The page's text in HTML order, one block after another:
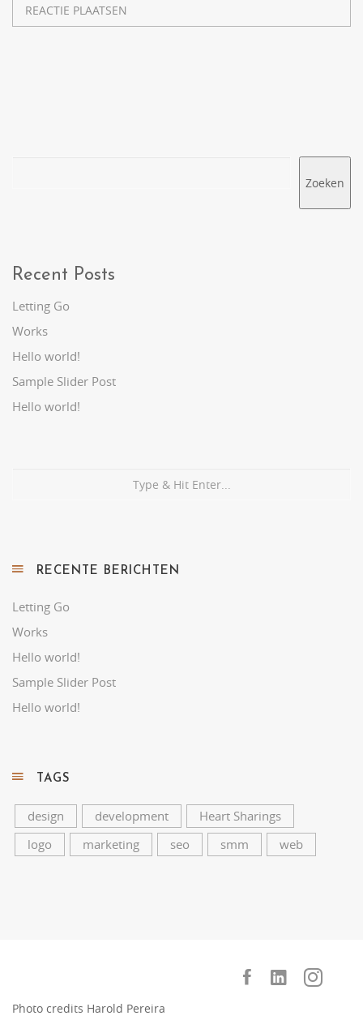
Zoeken
Recent Posts
Letting Go
Works
Hello world!
Sample Slider Post
Hello world!
RECENTE BERICHTEN
Letting Go
Works
Hello world!
Sample Slider Post
Hello world!
TAGS
design development
Heart Sharings
logo
marketing seo smm web
Photo credits Harold Pereira